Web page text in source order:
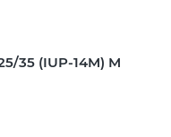
35 (IUP-14M) M